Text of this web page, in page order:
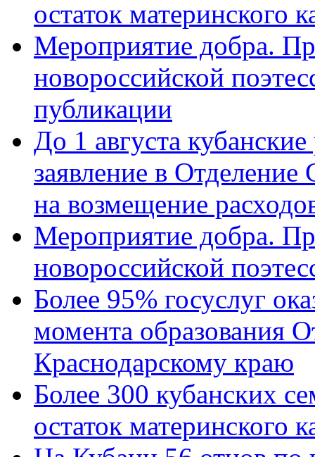
остаток материнского
Мероприятие добра.
новороссийской
публикации
До 1 августа
заявление в
на возмещение
Мероприятие добра.
новороссийской
Более 95% госуслуг
момента образования
Краснодарскому краю
Более 300 кубанских
остаток материнского